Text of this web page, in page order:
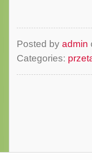
Posted by admin
Categories: